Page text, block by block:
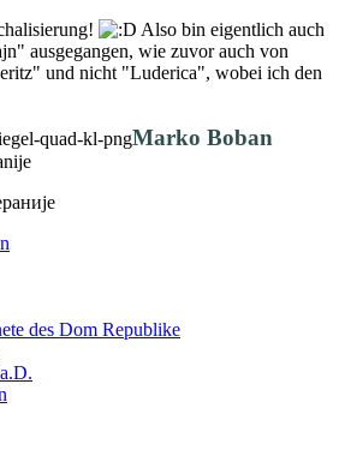
Also bin eigentlich auch
ausgegangen, wie zuvor auch von
und nicht "Luderica", wobei ich den
Marko Boban